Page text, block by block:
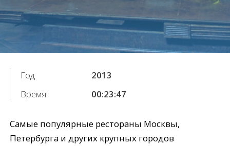
Год
2013
Время
00:23:47
Самые популярные рестораны Москвы,
Петербурга и других крупных городов